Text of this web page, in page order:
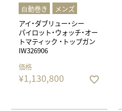
⾃動巻き
メンズ
アイ・ダブリュー・シー
パイロット・ウォッチ・オー
トマティック ・トップガン
IW326906
価格
¥1,130,800